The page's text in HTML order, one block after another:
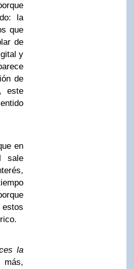
la
que
de
y
de
este
en
sale
la